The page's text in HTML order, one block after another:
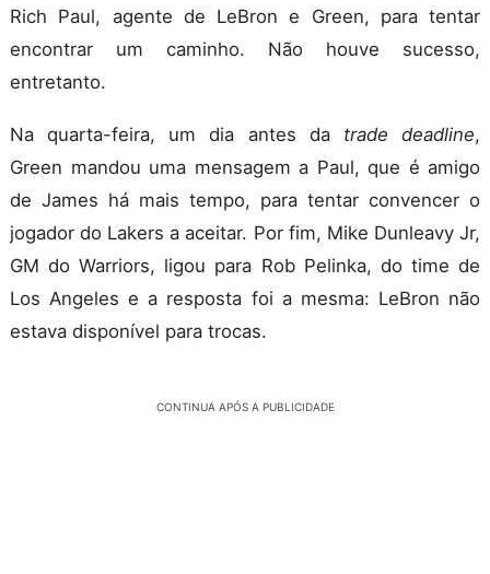
Rich Paul, agente de LeBron e Green, para tentar
encontrar um caminho. Não houve sucesso,
entretanto.
Na quarta-feira, um dia antes da trade deadline,
Green mandou uma mensagem a Paul, que é amigo
de James há mais tempo, para tentar convencer o
jogador do Lakers a aceitar. Por fim, Mike Dunleavy Jr,
GM do Warriors, ligou para Rob Pelinka, do time de
Los Angeles e a resposta foi a mesma: LeBron não
estava disponível para trocas.
CONTINUA APÓS A PUBLICIDADE